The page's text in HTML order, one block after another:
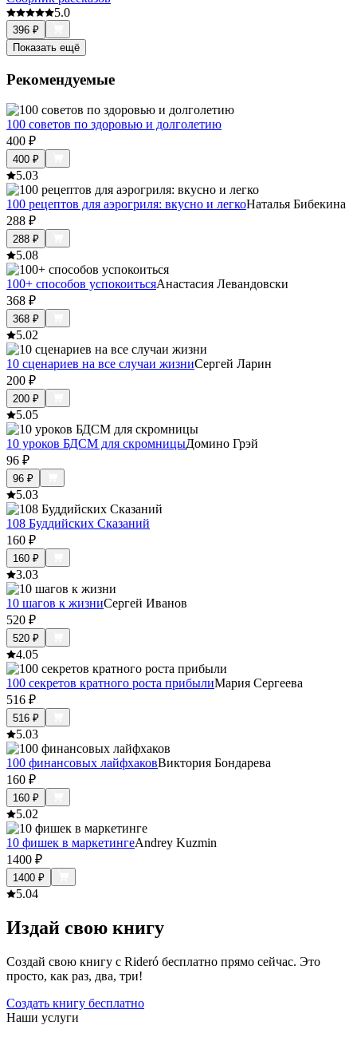
5.0
396 ₽
Показать ещё
Рекомендуемые
100 советов по здоровью и долголетию
400 ₽
400 ₽
5.03
100 рецептов для аэрогриля: вкусно и легкоНаталья Бибекина
288 ₽
288 ₽
5.08
100+ способов успокоитьсяАнастасия Левандовски
368 ₽
368 ₽
5.02
10 сценариев на все случаи жизниСергей Ларин
200 ₽
200 ₽
5.05
10 уроков БДСМ для скромницыДомино Грэй
96 ₽
96 ₽
5.03
108 Буддийских Сказаний
160 ₽
160 ₽
3.03
10 шагов к жизниСергей Иванов
520 ₽
520 ₽
4.05
100 секретов кратного роста прибылиМария Сергеева
516 ₽
516 ₽
5.03
100 финансовых лайфхаковВиктория Бондарева
160 ₽
160 ₽
5.02
10 фишек в маркетингеAndrey Kuzmin
1400 ₽
1400 ₽
5.04
Издай свою книгу
Создай свою книгу с Rideró бесплатно прямо сейчас. Это
просто, как раз, два, три!
Создать книгу бесплатно
Наши услуги